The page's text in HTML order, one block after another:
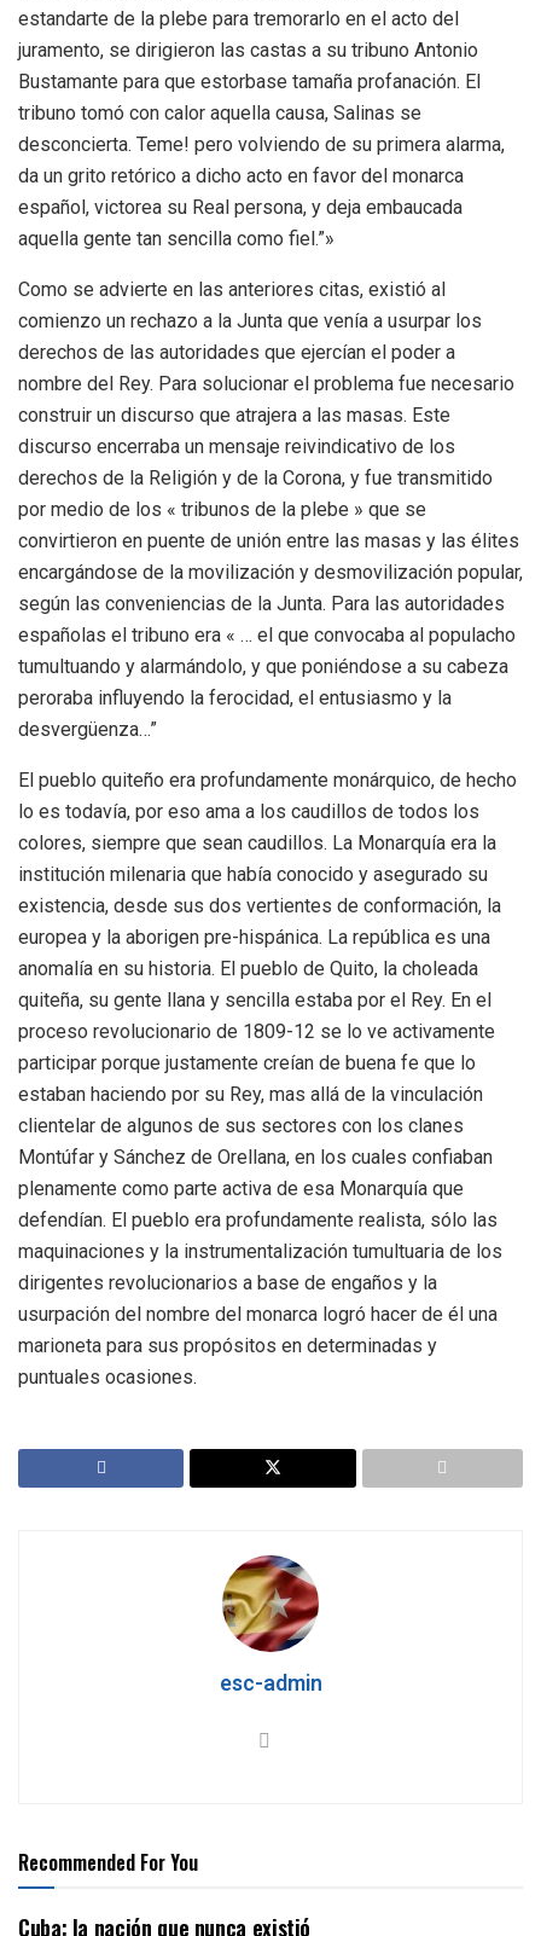
estandarte de la plebe para tremorarlo en el acto del
juramento, se dirigieron las castas a su tribuno Antonio
Bustamante para que estorbase tamaña profanación. El
tribuno tomó con calor aquella causa, Salinas se
desconcierta. Teme! pero volviendo de su primera alarma,
da un grito retórico a dicho acto en favor del monarca
español, victorea su Real persona, y deja embaucada
aquella gente tan sencilla como fiel.”»
Como se advierte en las anteriores citas, existió al
comienzo un rechazo a la Junta que venía a usurpar los
derechos de las autoridades que ejercían el poder a
nombre del Rey. Para solucionar el problema fue necesario
construir un discurso que atrajera a las masas. Este
discurso encerraba un mensaje reivindicativo de los
derechos de la Religión y de la Corona, y fue transmitido
por medio de los « tribunos de la plebe » que se
convirtieron en puente de unión entre las masas y las élites
encargándose de la movilización y desmovilización popular,
según las conveniencias de la Junta. Para las autoridades
españolas el tribuno era « … el que convocaba al populacho
tumultuando y alarmándolo, y que poniéndose a su cabeza
peroraba influyendo la ferocidad, el entusiasmo y la
desvergüenza…”
El pueblo quiteño era profundamente monárquico, de hecho
lo es todavía, por eso ama a los caudillos de todos los
colores, siempre que sean caudillos. La Monarquía era la
institución milenaria que había conocido y asegurado su
existencia, desde sus dos vertientes de conformación, la
europea y la aborigen pre-hispánica. La república es una
anomalía en su historia. El pueblo de Quito, la choleada
quiteña, su gente llana y sencilla estaba por el Rey. En el
proceso revolucionario de 1809-12 se lo ve activamente
participar porque justamente creían de buena fe que lo
estaban haciendo por su Rey, mas allá de la vinculación
clientelar de algunos de sus sectores con los clanes
Montúfar y Sánchez de Orellana, en los cuales confiaban
plenamente como parte activa de esa Monarquía que
defendían. El pueblo era profundamente realista, sólo las
maquinaciones y la instrumentalización tumultuaria de los
dirigentes revolucionarios a base de engaños y la
usurpación del nombre del monarca logró hacer de él una
marioneta para sus propósitos en determinadas y
puntuales ocasiones.
esc-admin
Recommended For You
Cuba: la nación que nunca existió